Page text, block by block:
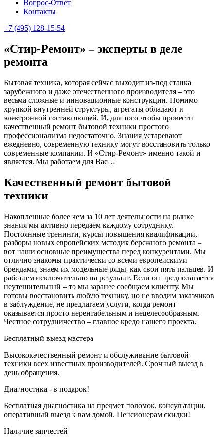
Вопрос-Ответ
Контакты
+7 (495) 128-15-54
«Стир-Ремонт» – эксперты в деле
ремонта
Бытовая техника, которая сейчас выходит из-под станка
зарубежного и даже отечественного производителя – это
весьма сложные и инновационные конструкции. Помимо
хрупкой внутренней структуры, агрегаты обладают и
электронной составляющей. И, для того чтобы провести
качественный ремонт бытовой техники простого
профессионализма недостаточно. Знания устаревают
ежедневно, современную технику могут восстановить только
современные компании. И «Стир-Ремонт» именно такой и
является. Мы работаем для Вас…
Качественный ремонт бытовой
техники
Накопленные более чем за 10 лет деятельности на рынке
знания мы активно передаем каждому сотруднику.
Постоянные тренинги, курсы повышения квалификации,
разборы новых европейских методик бережного ремонта –
вот наши основные преимущества перед конкурентами. Мы
отлично знакомы практически со всеми европейскими
брендами, знаем их модельные ряды, как свои пять пальцев. И
работаем исключительно на результат. Если он предполагается
неутешительный – то мы заранее сообщаем клиенту. Мы
готовы восстановить любую технику, но не вводим заказчиков
в заблуждение, не предлагаем услуги, когда ремонт
оказывается просто нерентабельным и нецелесообразным.
Честное сотрудничество – главное кредо нашего проекта.
Бесплатный выезд мастера
Высококачественный ремонт и обслуживание бытовой
техники всех известных производителей. Срочный выезд в
день обращения.
Диагностика - в подарок!
Бесплатная диагностика на предмет поломок, консультации,
оперативный выезд к вам домой. Пенсионерам скидки!
Наличие запчестей